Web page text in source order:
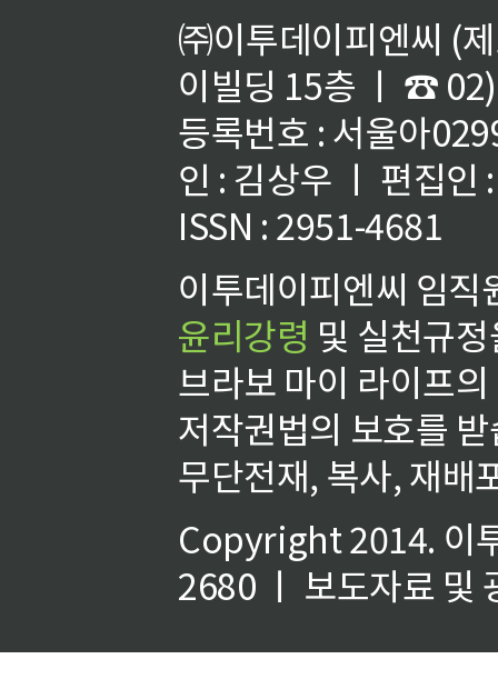
㈜이투데이피엔씨 (
이빌딩 15층 ㅣ ☎
등록번호 : 서울아
인 : 김상우 ㅣ 편집인
ISSN : 2951-4681
이투데이피엔씨 임
윤리강령 및 실천규
브라보 마이 라이프
저작권법의 보호를
무단전재, 복사, 재배
Copyright 2014. 이
2680 ㅣ 보도자료